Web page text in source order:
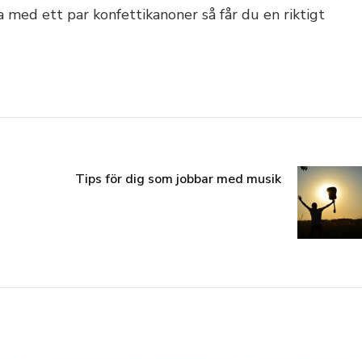
med ett par konfettikanoner så får du en riktigt
Tips för dig som jobbar med musik